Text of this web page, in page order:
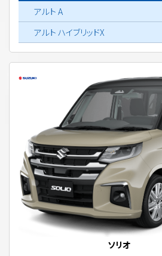
アルト A
アルト ハイブリッドX
ソリオ